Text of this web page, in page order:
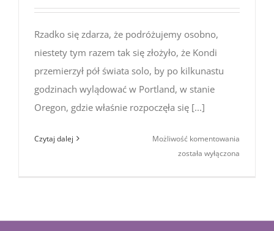
Rzadko się zdarza, że podróżujemy osobno,
niestety tym razem tak się złożyło, że Kondi
przemierzył pół świata solo, by po kilkunastu
godzinach wylądować w Portland, w stanie
Oregon, gdzie właśnie rozpoczęła się [...]
Czytaj dalej Możliwość komentowania
została wyłączona